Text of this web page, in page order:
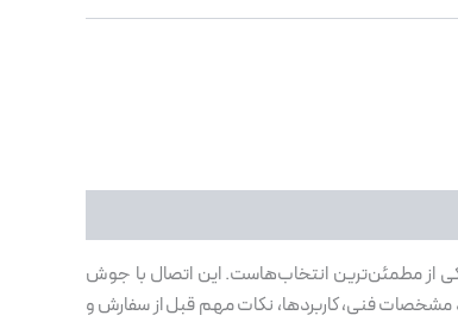
یکی از مطمئن‌ترین انتخاب‌هاست. این اتصال با جوش
فنی، کاربردها، نکات مهم قبل از سفارش و